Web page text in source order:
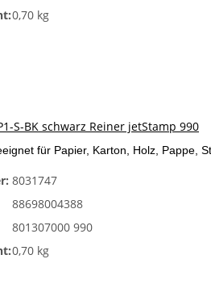
0,70 kg
S-BK schwarz Reiner jetStamp 990
für Papier, Karton, Holz, Pappe,
8031747
88698004388
801307000 990
0,70 kg